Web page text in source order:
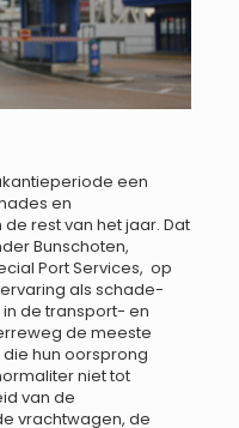
een
en
rest van het jaar. Dat
Bunschoten,
Port Services, op
als schade-
de transport- en
de meeste
hun oorsprong
niet tot
van de
vrachtwagen, de